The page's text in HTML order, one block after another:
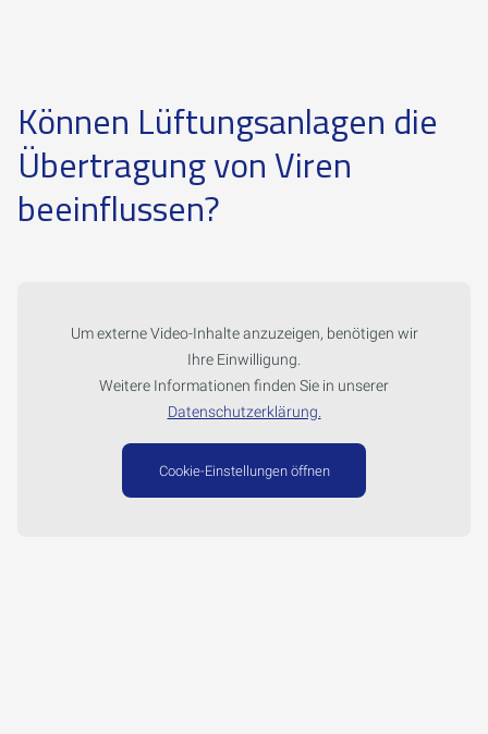
Können Lüftungsanlagen die
Übertragung von Viren
beeinflussen?
Um externe Video-Inhalte anzuzeigen, benötigen wir
Ihre Einwilligung.
Weitere Informationen finden Sie in unserer
Datenschutzerklärung.
Cookie-Einstellungen öffnen